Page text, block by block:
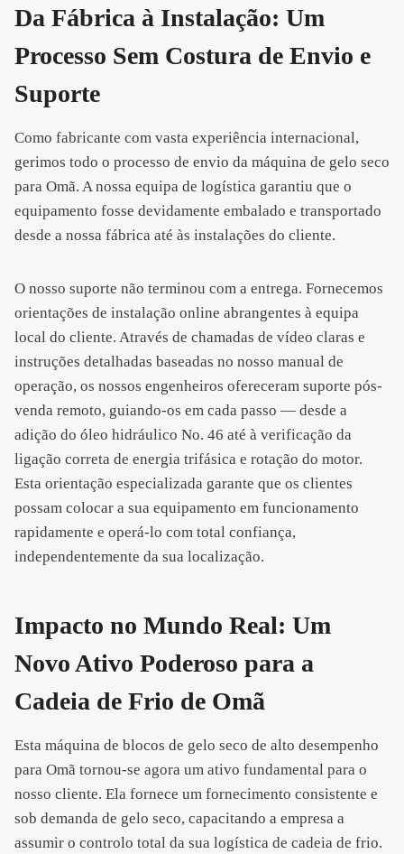
Da Fábrica à Instalação: Um
Processo Sem Costura de Envio e
Suporte
Como fabricante com vasta experiência internacional,
gerimos todo o processo de envio da máquina de gelo seco
para Omã. A nossa equipa de logística garantiu que o
equipamento fosse devidamente embalado e transportado
desde a nossa fábrica até às instalações do cliente.
O nosso suporte não terminou com a entrega. Fornecemos
orientações de instalação online abrangentes à equipa
local do cliente. Através de chamadas de vídeo claras e
instruções detalhadas baseadas no nosso manual de
operação, os nossos engenheiros ofereceram suporte pós-
venda remoto, guiando-os em cada passo — desde a
adição do óleo hidráulico No. 46 até à verificação da
ligação correta de energia trifásica e rotação do motor.
Esta orientação especializada garante que os clientes
possam colocar a sua equipamento em funcionamento
rapidamente e operá-lo com total confiança,
independentemente da sua localização.
Impacto no Mundo Real: Um
Novo Ativo Poderoso para a
Cadeia de Frio de Omã
Esta máquina de blocos de gelo seco de alto desempenho
para Omã tornou-se agora um ativo fundamental para o
nosso cliente. Ela fornece um fornecimento consistente e
sob demanda de gelo seco, capacitando a empresa a
assumir o controlo total da sua logística de cadeia de frio.